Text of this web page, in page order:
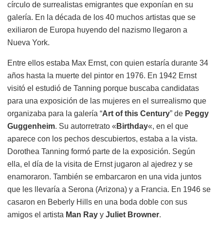
círculo de surrealistas emigrantes que exponían en su
galería. En la década de los 40 muchos artistas que se
exiliaron de Europa huyendo del nazismo llegaron a
Nueva York.
Entre ellos estaba Max Ernst, con quien estaría durante 34
años hasta la muerte del pintor en 1976. En 1942 Ernst
visitó el estudió de Tanning porque buscaba candidatas
para una exposición de las mujeres en el surrealismo que
organizaba para la galería “Art of this Century” de Peggy
Guggenheim. Su autorretrato « Birthday«, en el que
aparece con los pechos descubiertos, estaba a la vista.
Dorothea Tanning formó parte de la exposición. Según
ella, el día de la visita de Ernst jugaron al ajedrez y se
enamoraron. También se embarcaron en una vida juntos
que les llevaría a Serona (Arizona) y a Francia. En 1946 se
casaron en Beberly Hills en una boda doble con sus
amigos el artista Man Ray y Juliet Browner.